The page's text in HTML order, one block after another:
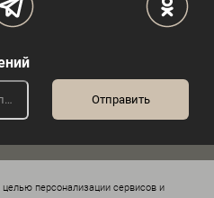
целью персонализации сервисов и